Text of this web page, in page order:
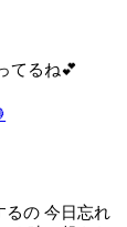
てるね💕︎
の 今日忘れ